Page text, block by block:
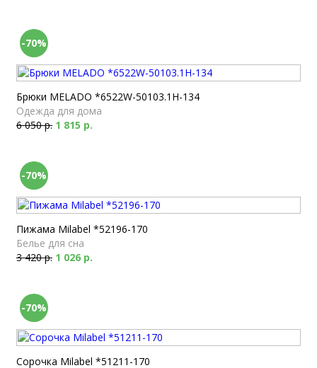
-70%
Брюки MELADO *6522W-50103.1H-134
Одежда для дома
6 050 р. 1 815 р.
-70%
Пижама Milabel *52196-170
Белье для сна
3 420 р. 1 026 р.
-70%
Сорочка Milabel *51211-170